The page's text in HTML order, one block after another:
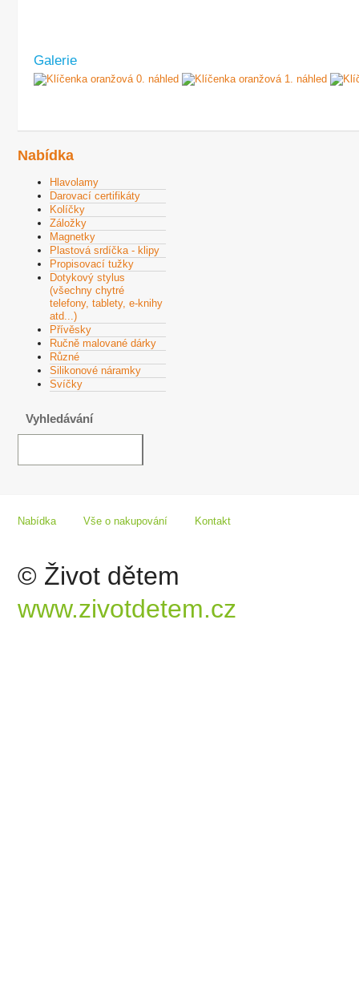
Galerie
Nabídka
Hlavolamy
Darovací certifikáty
Kolíčky
Záložky
Magnetky
Plastová srdíčka - klipy
Propisovací tužky
Dotykový stylus
(všechny chytré
telefony, tablety, e-knihy
atd...)
Přívěsky
Ručně malované dárky
Různé
Silikonové náramky
Svíčky
Vyhledávání
Nabídka Vše o nakupování Kontakt
© Život dětem
www.zivotdetem.cz